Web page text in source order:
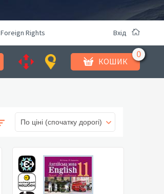
Foreign Rights Вхід
КОШИК
По ціні (спочатку дорогі)